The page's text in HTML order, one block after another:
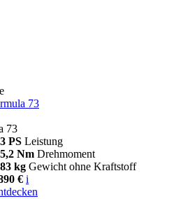
73
73
PS Leistung
Nm Drehmoment
kg Gewicht ohne Kraftstoff
€ i